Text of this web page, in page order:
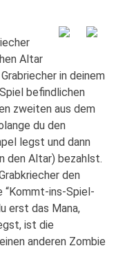
Altar
in deinem
befindlichen
zweiten aus dem
du den
legst und dann
den Altar) bezahlst.
den
“Kommt-ins-Spiel-
erst das Mana,
ist die
anderen Zombie